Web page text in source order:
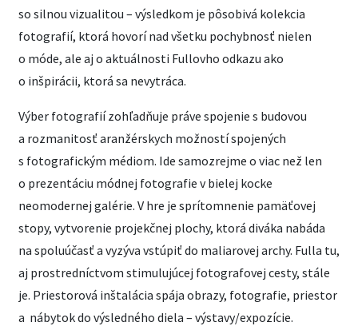
so silnou vizualitou – výsledkom je pôsobivá kolekcia
fotografií, ktorá hovorí nad všetku pochybnosť nielen
o móde, ale aj o aktuálnosti Fullovho odkazu ako
o inšpirácii, ktorá sa nevytráca.
Výber fotografií zohľadňuje práve spojenie s budovou
a rozmanitosť aranžérskych možností spojených
s fotografickým médiom. Ide samozrejme o viac než len
o prezentáciu módnej fotografie v bielej kocke
neomodernej galérie. V hre je sprítomnenie pamäťovej
stopy, vytvorenie projekčnej plochy, ktorá diváka nabáda
na spoluúčasť a vyzýva vstúpiť do maliarovej archy. Fulla tu,
aj prostredníctvom stimulujúcej fotografovej cesty, stále
je. Priestorová inštalácia spája obrazy, fotografie, priestor
a nábytok do výsledného diela – výstavy/expozície.